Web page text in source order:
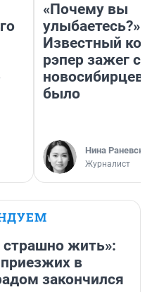
«Почему вы
улыбаетесь?»
Известный
рэпер зажег с
новосибирцев:
было
Нина
Журналист
страшно жить»:
в
закончился